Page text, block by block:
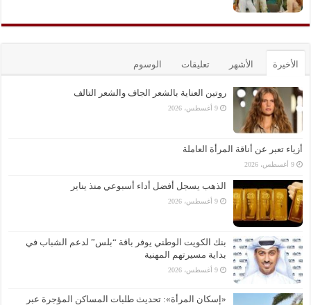
الأخيرة الأشهر تعليقات الوسوم
روتين العناية بالشعر الجاف والشعر التالف
9 أغسطس، 2026
أزياء تعبر عن أناقة المرأة العاملة
9 أغسطس، 2026
الذهب يسجل أفضل أداء أسبوعي منذ يناير
9 أغسطس، 2026
بنك الكويت الوطني يوفر باقة “بلس” لدعم الشباب في
بداية مسيرتهم المهنية
9 أغسطس، 2026
«إسكان المرأة»: تحديث طلبات المساكن المؤجرة عبر